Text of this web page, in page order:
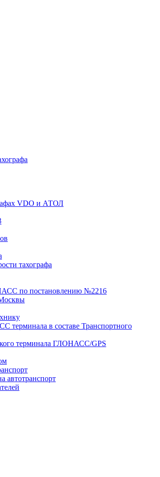
VDO и АТОЛ
тахографа
по постановлению №2216
терминала в составе Транспортного
терминала ГЛОНАСС/GPS
автотранспорт